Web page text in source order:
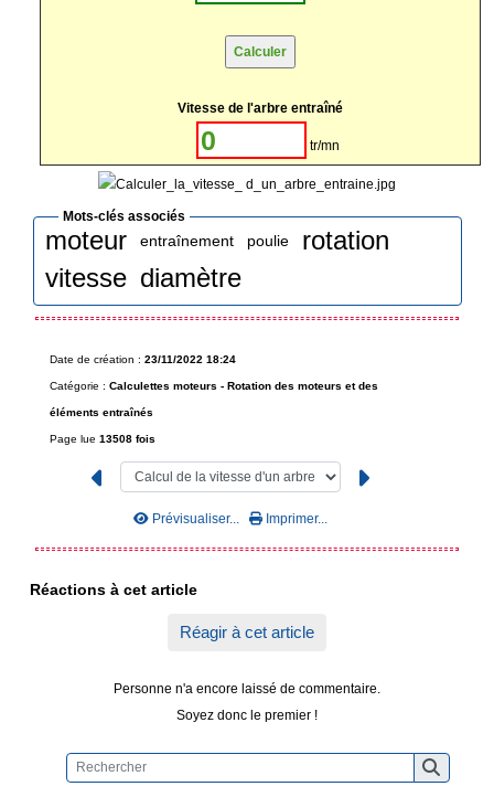
Vitesse de l'arbre entraîné
tr/mn
Mots-clés associés
moteur entraînement poulie
rotation
vitesse diamètre
Date de création : 23/11/2022 18:24
Catégorie : Calculettes moteurs - Rotation des moteurs et des
éléments entraînés
Page lue 13508 fois
Prévisualiser... Imprimer...
Réactions à cet article
Réagir à cet article
Personne n'a encore laissé de commentaire.
Soyez donc le premier !